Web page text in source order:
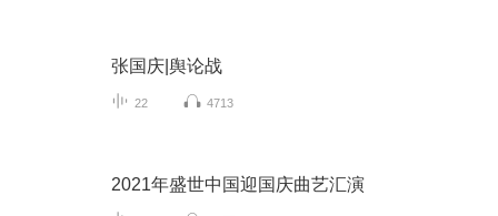
张国庆|舆论战
22 4713
2021年盛世中国迎国庆曲艺汇演